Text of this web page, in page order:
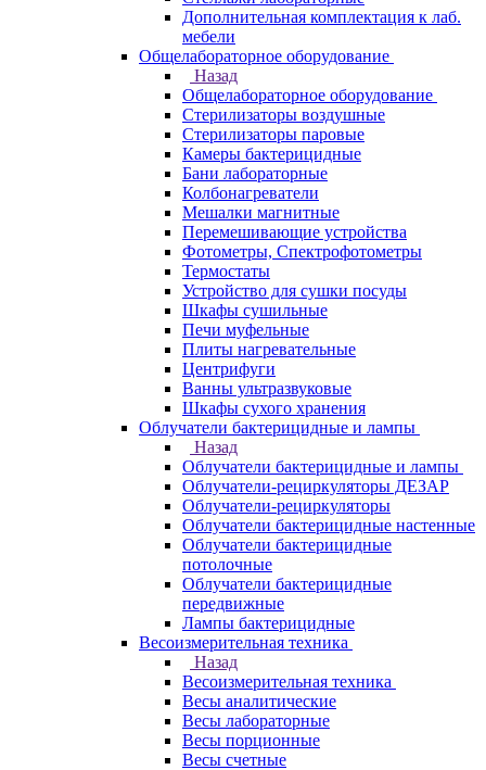
Дополнительная комплектация к лаб.
мебели
Общелабораторное оборудование
Назад
Общелабораторное оборудование
Стерилизаторы воздушные
Стерилизаторы паровые
Камеры бактерицидные
Бани лабораторные
Колбонагреватели
Мешалки магнитные
Перемешивающие устройства
Фотометры, Спектрофотометры
Термостаты
Устройство для сушки посуды
Шкафы сушильные
Печи муфельные
Плиты нагревательные
Центрифуги
Ванны ультразвуковые
Шкафы сухого хранения
Облучатели бактерицидные и лампы
Назад
Облучатели бактерицидные и лампы
Облучатели-рециркуляторы ДЕЗАР
Облучатели-рециркуляторы
Облучатели бактерицидные настенные
Облучатели бактерицидные
потолочные
Облучатели бактерицидные
передвижные
Лампы бактерицидные
Весоизмерительная техника
Назад
Весоизмерительная техника
Весы аналитические
Весы лабораторные
Весы порционные
Весы счетные